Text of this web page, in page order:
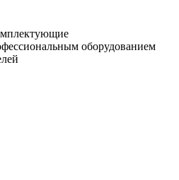
оборудованием